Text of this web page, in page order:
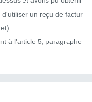
un reçu de factur
à l'article 5, paragraphe